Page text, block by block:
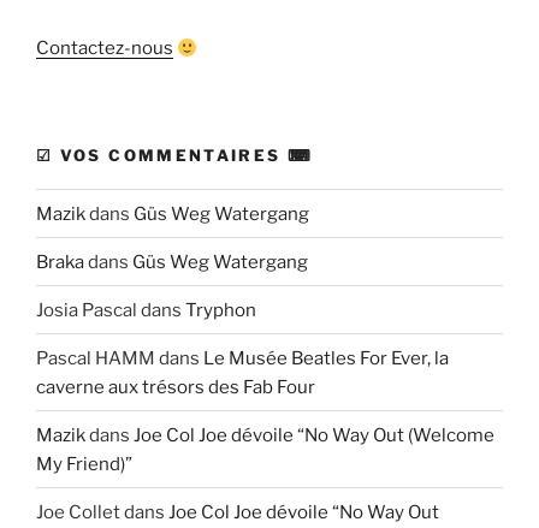
Contactez-nous
☑ VOS COMMENTAIRES ⌨
Mazikdans Güs Weg Watergang
Brakadans Güs Weg Watergang
Josia Pascal dans Tryphon
Pascal HAMM dans Le Musée Beatles For Ever, la
caverne aux trésors des Fab Four
Mazikdans Joe Col Joe dévoile “No Way Out (Welcome
My Friend)”
Joe Colletdans Joe Col Joe dévoile “No Way Out